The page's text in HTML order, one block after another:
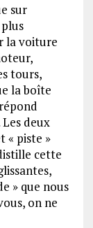
sur
la voiture
tours,
la boîte
deux
« piste »
cette
» que nous
on ne